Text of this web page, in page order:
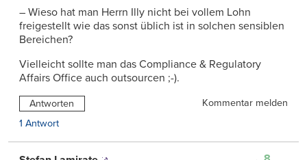
– Wieso hat man Herrn Illy nicht bei vollem Lohn
freigestellt wie das sonst üblich ist in solchen sensiblen
Bereichen?
Vielleicht sollte man das Compliance & Regulatory
Affairs Office auch outsourcen ;-).
Antworten
Kommentar melden
1 Antwort